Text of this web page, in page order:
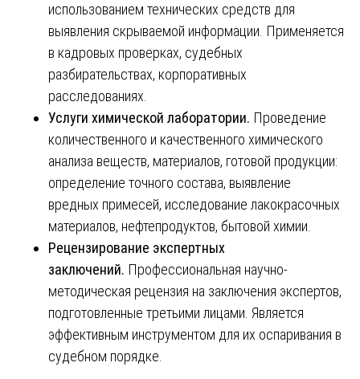
использованием технических средств для
выявления скрываемой информации. Применяется
в кадровых проверках, судебных
разбирательствах, корпоративных
расследованиях.
Услуги химической лаборатории. Проведение
количественного и качественного химического
анализа веществ, материалов, готовой продукции:
определение точного состава, выявление
вредных примесей, исследование лакокрасочных
материалов, нефтепродуктов, бытовой химии.
Рецензирование экспертных
заключений. Профессиональная научно-
методическая рецензия на заключения экспертов,
подготовленные третьими лицами. Является
эффективным инструментом для их оспаривания в
судебном порядке.